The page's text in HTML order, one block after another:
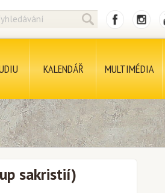
KALENDÁŘ MULTIMÉDIA
sakristií)